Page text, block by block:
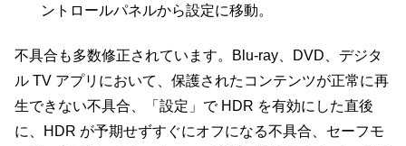
ントロールパネルから設定に移動。
不具合も多数修正されています。Blu-ray、DVD、デジタ
ル TV アプリにおいて、保護されたコンテンツが正常に再
生できない不具合、「設定」で HDR を有効にした直後
に、HDR が予期せずすぐにオフになる不具合、セーフモ